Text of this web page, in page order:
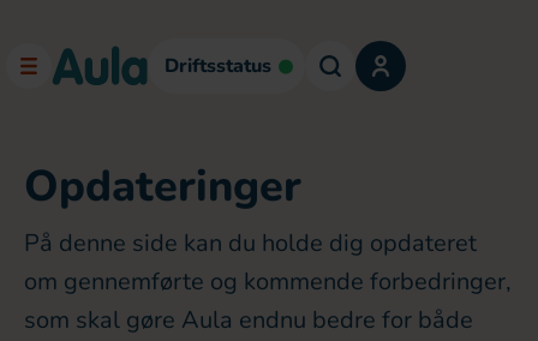
Driftsstatus
Opdateringer
På denne side kan du holde dig opdateret
om gennemførte og kommende forbedringer,
som skal gøre Aula endnu bedre for både